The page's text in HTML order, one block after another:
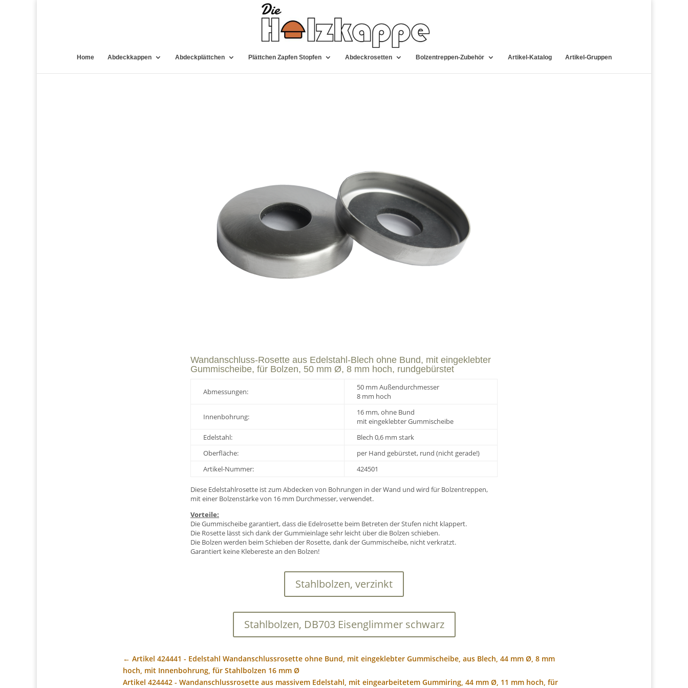
Home Abdeckkappen Abdeckplättchen Plättchen Zapfen Stopfen Abdeckrosetten Bolzentreppen-Zubehör Artikel-Katalog Artikel-Gruppen
Wandanschluss-Rosette aus Edelstahl-Blech ohne Bund, mit eingeklebter
Gummischeibe, für Bolzen, 50 mm Ø, 8 mm hoch, rundgebürstet
Abmessungen:
50 mm Außendurchmesser
8 mm hoch
Innenbohrung:
16 mm, ohne Bund
mit eingeklebter Gummischeibe
Edelstahl:
Blech 0,6 mm stark
Oberfläche:
per Hand gebürstet, rund (nicht gerade!)
Artikel-Nummer:
424501
Diese Edelstahlrosette ist zum Abdecken von Bohrungen in der Wand und wird für Bolzentreppen,
mit einer Bolzenstärke von 16 mm Durchmesser, verwendet.
Vorteile:
Die Gummischeibe garantiert, dass die Edelrosette beim Betreten der Stufen nicht klappert.
Die Rosette lässt sich dank der Gummieinlage sehr leicht über die Bolzen schieben.
Die Bolzen werden beim Schieben der Rosette, dank der Gummischeibe, nicht verkratzt.
Garantiert keine Klebereste an den Bolzen!
Stahlbolzen, verzinkt
Stahlbolzen, DB703 Eisenglimmer schwarz
← Artikel 424441 - Edelstahl Wandanschlussrosette ohne Bund, mit eingeklebter Gummischeibe, aus Blech, 44 mm Ø, 8 mm
hoch, mit Innenbohrung, für Stahlbolzen 16 mm Ø
Artikel 424442 - Wandanschlussrosette aus massivem Edelstahl, mit eingearbeitetem Gummiring, 44 mm Ø, 11 mm hoch, für